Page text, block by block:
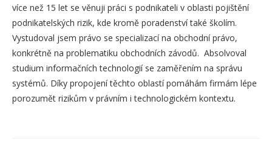
více než 15 let se věnuji práci s podnikateli v oblasti pojištění
podnikatelských rizik, kde kromě poradenství také školím.
Vystudoval jsem právo se specializací na obchodní právo,
konkrétně na problematiku obchodních závodů. Absolvoval
studium informačních technologií se zaměřením na správu
systémů. Díky propojení těchto oblastí pomáhám firmám lépe
porozumět rizikům v právním i technologickém kontextu.